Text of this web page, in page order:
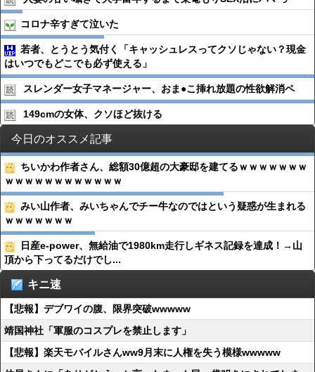
コロナ辛すぎて泣いた
若者、とうとう気付く「キャッシュレスってクソじゃない？現金
はいつでもどこでも必ず使える」
スレンダー女子マネージャー、おま●︎こ挿れ放題の性欲解消ペ
149cmの女体、クソほど抜ける
今日のオススメ記事
ちいかわ作者さん、総額30億超の大豪邸を建てるｗｗｗｗｗｗｗ
ｗｗｗｗｗｗｗｗｗｗｗｗ
みい山作者、みいちゃんでチー牛なのではという疑惑が生まれる
ｗｗｗｗｗｗｗ
日産e-power、無給油で1980km走行しギネス記録を達成！→山
頂から下ってるだけでし...
キニ速
【悲報】デブワイの腹、限界突破wwwww
靖国神社「軍服のコスプレを禁止します」
【悲報】楽天モバイルさんww9月末に人権を失う模様wwwww